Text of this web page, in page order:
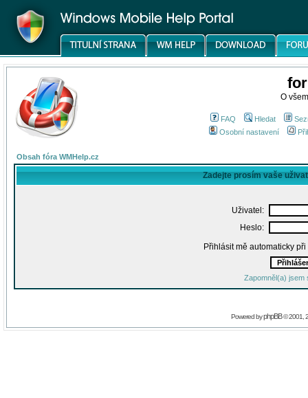
O
FAQ Hledat
Osobní nastavení
Obsah fóra WMHelp.cz
Zadejte prosím vaše
Uživatel:
Heslo:
Přihlásit mě automaticky
Zapomněl(a) jsem
Powered byphpBB© 2001,